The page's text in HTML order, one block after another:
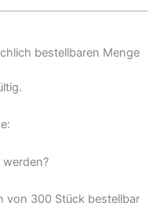
bestellbaren Menge
von 300 Stück bestellbar